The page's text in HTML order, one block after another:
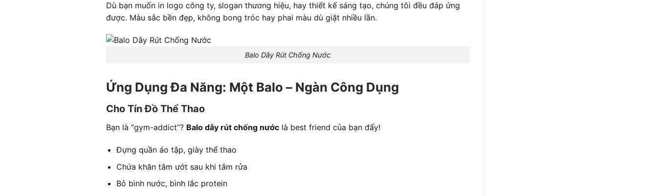
Dù bạn muốn in logo công ty, slogan thương hiệu, hay thiết kế sáng tạo, chúng tôi đều đáp ứng
được. Màu sắc bền đẹp, không bong tróc hay phai màu dù giặt nhiều lần.
Balo Dây Rút Chống Nước
Ứng Dụng Đa Năng: Một Balo – Ngàn Công Dụng
Cho Tín Đồ Thể Thao
Bạn là “gym-addict”? Balo dây rút chống nướclà best friend của bạn đấy!
Đựng quần áo tập, giày thể thao
Chứa khăn tắm ướt sau khi tắm rửa
Bỏ bình nước, bình lắc protein